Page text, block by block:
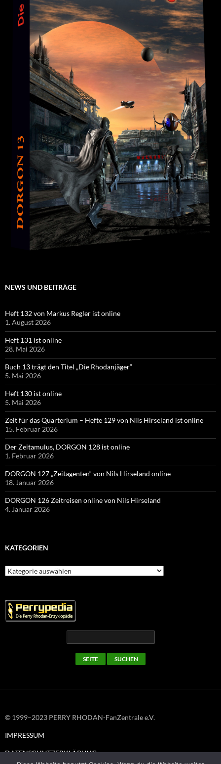
NEWS UND BEITRÄGE
Heft 132 von Markus Regler ist online
1. August 2026
Heft 131 ist online
28. Mai 2026
Buch 13 trägt den Titel „Die Rhodanjäger“
5. Mai 2026
Heft 130 ist online
5. Mai 2026
Zeit für das Quarterium – Hefte 129 von Nils Hirseland ist online
15. Februar 2026
Der Zeitamulus, DORGON 128 ist online
1. Februar 2026
DORGON 127 „Zeitagenten“ von Nils Hirseland online
18. Januar 2026
DORGON 126 Zeitreisen online von Nils Hirseland
4. Januar 2026
KATEGORIEN
Kategorien
© 1999–2023 PERRY RHODAN-FanZentrale e.V.
IMPRESSUM
DATENSCHUTZERKLÄRUNG